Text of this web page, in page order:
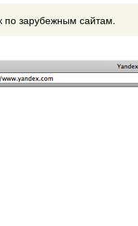
по зарубежным сайтам.